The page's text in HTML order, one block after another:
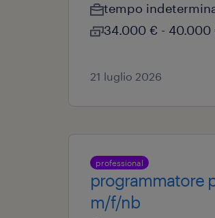
tempo
34.000 € - 40.000
21 luglio 2026
professional
programmatore
m/f/nb